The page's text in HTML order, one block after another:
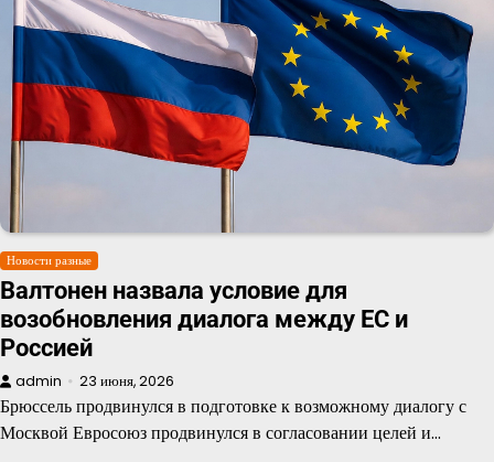
Новости разные
Валтонен назвала условие для
возобновления диалога между ЕС и
Россией
admin 23 июня, 2026
Брюссель продвинулся в подготовке к возможному диалогу с
Москвой Евросоюз продвинулся в согласовании целей и…